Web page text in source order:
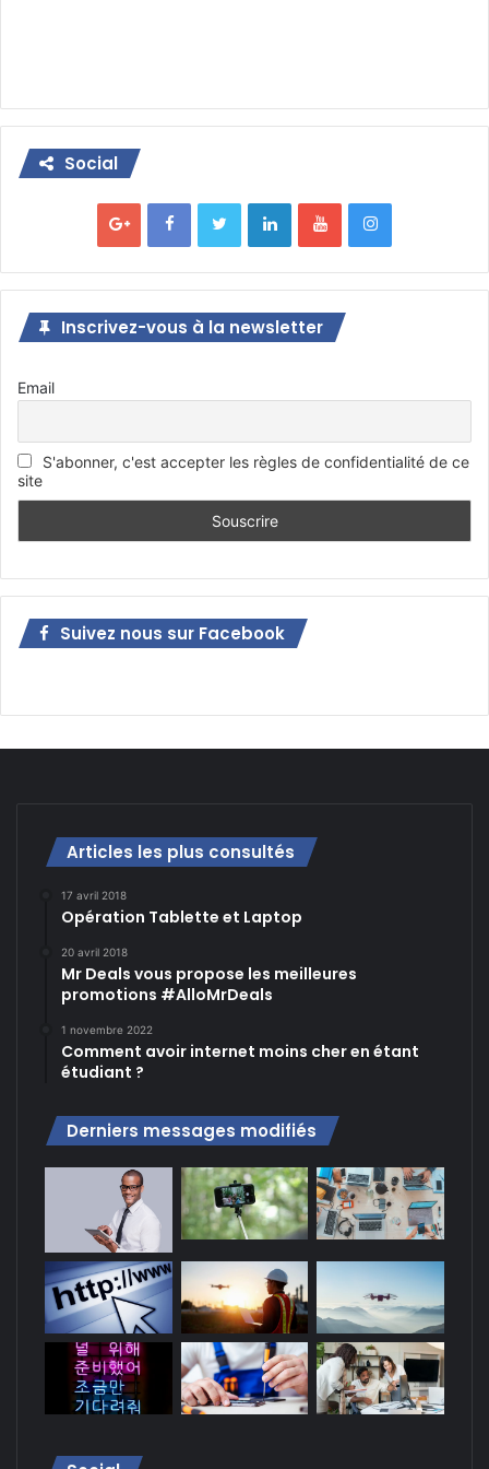
Social
Inscrivez-vous à la newsletter
Email
S'abonner, c'est accepter les règles de confidentialité de ce
site
Suivez nous sur Facebook
Articles les plus consultés
17 avril 2018
Opération Tablette et Laptop
20 avril 2018
Mr Deals vous propose les meilleures
promotions #AlloMrDeals
1 novembre 2022
Comment avoir internet moins cher en étant
étudiant ?
Derniers messages modifiés